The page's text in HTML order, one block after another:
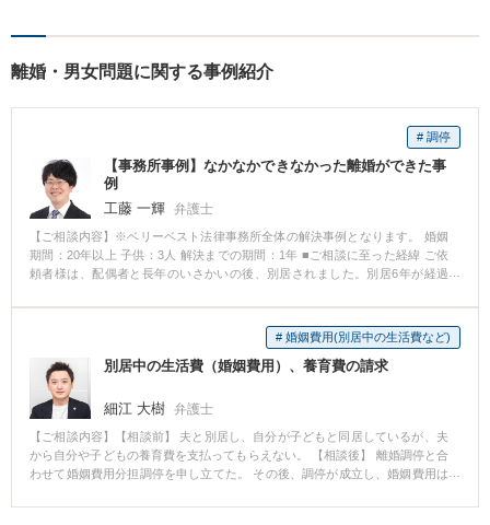
ご提案いたします。その他分
分に理解できるよう丁寧に説
明することを心がけていま
離婚・男女問題に関する事例紹介
# 調停
【事務所事例】なかなかできなかった離婚ができた事
例
工藤 一輝 弁護士
【ご相談内容】※ベリーベスト法律事務所全体の解決事例となります。 婚姻
期間：20年以上 子供：3人 解決までの期間：1年 ■ご相談に至った経緯 ご依
頼者様は、配偶者と長年のいさかいの後、別居されました。別居6年が経過
りと話をはぐらかし、なかなか離婚できずにいました。 ■ご相談内容 離婚調
停を申立て、早期の離婚を実現したいとのことでした。 ■ベリーベストの対
応とその結果 家庭裁判所に離婚調停を申し立て、ご依頼者様の希望の条件に
て離婚を成立することができました。
# 婚姻費用(別居中の生活費など)
別居中の生活費（婚姻費用）、養育費の請求
細江 大樹 弁護士
【ご相談内容】【相談前】 夫と別居し、自分が子どもと同居しているが、夫
から自分や子どもの養育費を支払ってもらえない。 【相談後】 離婚調停と合
わせて婚姻費用分担調停を申し立てた。 その後、調停が成立し、婚姻費用は
になり、養育費を支払ってもらうことになった。 【先生のコメント】 婚姻費